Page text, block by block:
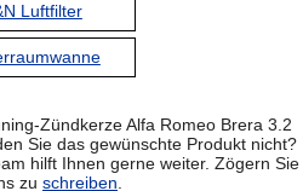
Luftfilter
Zündkerze Alfa Romeo Brera 3.2
Sie das gewünschte Produkt nicht?
hilft Ihnen gerne weiter. Zögern Sie
zu schreiben